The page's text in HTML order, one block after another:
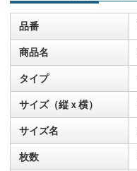
品番
商品名
タイプ
サイズ（縦ｘ横）
サイズ名
枚数